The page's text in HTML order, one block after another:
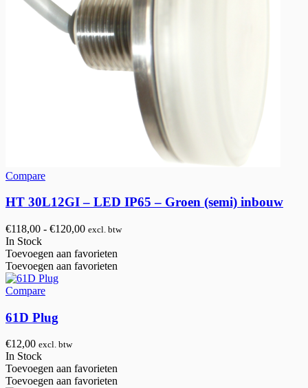
Compare
HT 30L12GI – LED IP65 – Groen (semi) inbouw
€118,00 - €120,00Prijsklasse:
tot
€120,00
excl. btw
In Stock
Toevoegen aan favorieten
Toevoegen aan favorieten
Compare
61D Plug
€12,00 excl. btw
In Stock
Toevoegen aan favorieten
Toevoegen aan favorieten